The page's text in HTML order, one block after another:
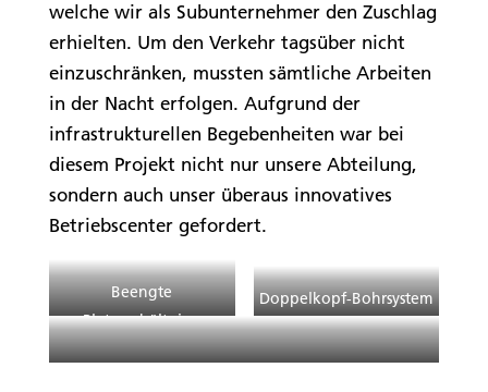
welche wir als Subunternehmer den Zuschlag
erhielten. Um den Verkehr tagsüber nicht
einzuschränken, mussten sämtliche Arbeiten
in der Nacht erfolgen. Aufgrund der
infrastrukturellen Begebenheiten war bei
diesem Projekt nicht nur unsere Abteilung,
sondern auch unser überaus innovatives
Betriebscenter gefordert.
Beengte
Platzverhältnisse
Doppelkopf-Bohrsystem
Versuchsanker an der Stützmauer Schluchen